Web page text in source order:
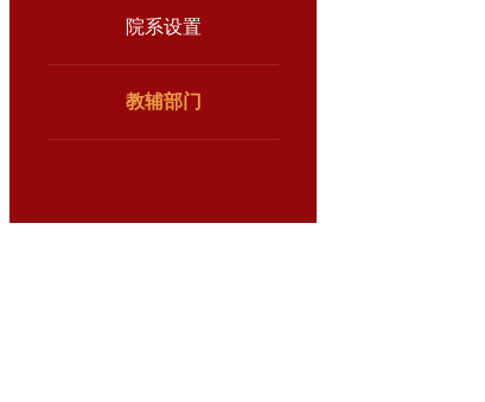
院系设置
教辅部门